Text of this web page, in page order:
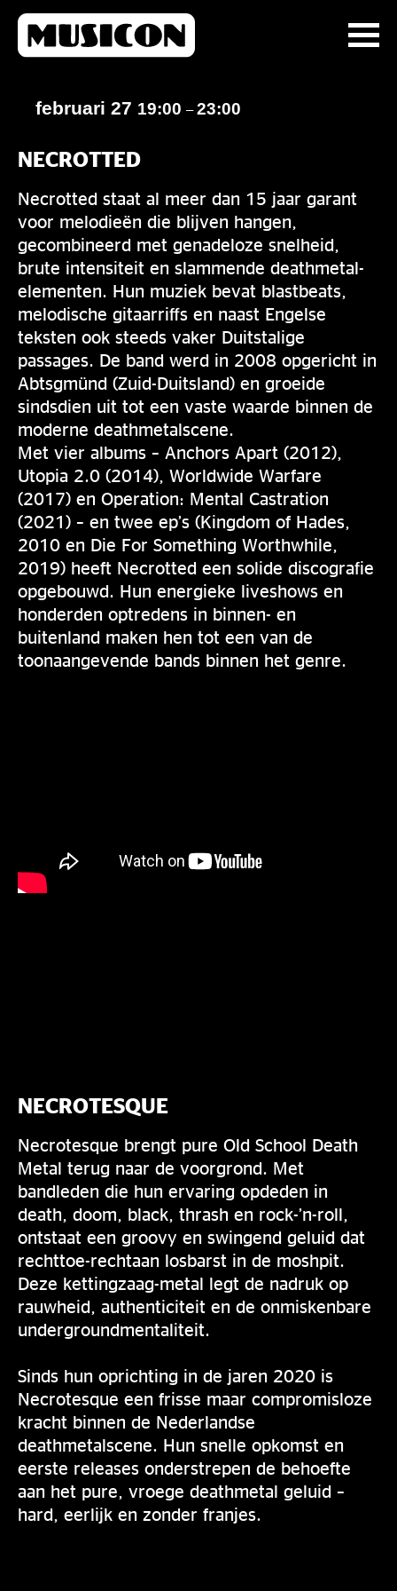
februari 27 19:00 –23:00
NECROTTED
Necrotted staat al meer dan 15 jaar garant
voor melodieën die blijven hangen,
gecombineerd met genadeloze snelheid,
brute intensiteit en slammende deathmetal-
elementen. Hun muziek bevat blastbeats,
melodische gitaarriffs en naast Engelse
teksten ook steeds vaker Duitstalige
passages. De band werd in 2008 opgericht in
Abtsgmünd (Zuid-Duitsland) en groeide
sindsdien uit tot een vaste waarde binnen de
moderne deathmetalscene.
Met vier albums – Anchors Apart (2012),
Utopia 2.0 (2014), Worldwide Warfare
(2017) en Operation: Mental Castration
(2021) – en twee ep’s (Kingdom of Hades,
2010 en Die For Something Worthwhile,
2019) heeft Necrotted een solide discografie
opgebouwd. Hun energieke liveshows en
honderden optredens in binnen- en
buitenland maken hen tot een van de
toonaangevende bands binnen het genre.
NECROTESQUE
Necrotesque brengt pure Old School Death
Metal terug naar de voorgrond. Met
bandleden die hun ervaring opdeden in
death, doom, black, thrash en rock-’n-roll,
ontstaat een groovy en swingend geluid dat
rechttoe-rechtaan losbarst in de moshpit.
Deze kettingzaag-metal legt de nadruk op
rauwheid, authenticiteit en de onmiskenbare
undergroundmentaliteit.
Sinds hun oprichting in de jaren 2020 is
Necrotesque een frisse maar compromisloze
kracht binnen de Nederlandse
deathmetalscene. Hun snelle opkomst en
eerste releases onderstrepen de behoefte
aan het pure, vroege deathmetal geluid –
hard, eerlijk en zonder franjes.